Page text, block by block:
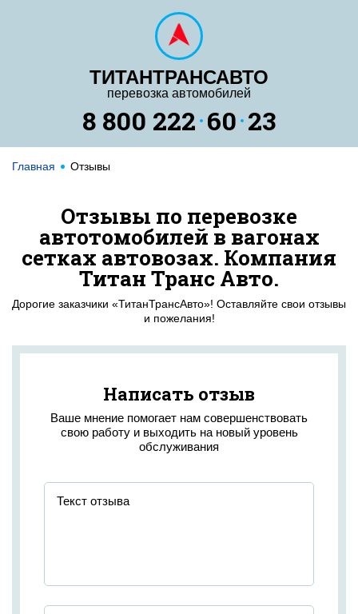
ТИТАНТРАНСАВТО
перевозка автомобилей
8 800 222 60 23
Главная Отзывы
Отзывы по перевозке
автотомобилей в вагонах
сетках автовозах. Компания
Титан Транс Авто.
Дорогие заказчики «ТитанТрансАвто»! Оставляйте свои отзывы
и пожелания!
Написать отзыв
Ваше мнение помогает нам совершенствовать
свою работу и выходить на новый уровень
обслуживания